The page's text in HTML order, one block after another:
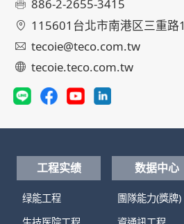
886-2-2655-3415
115601台北市南港区三重路
tecoie@teco.com.tw
tecoie.teco.com.tw
工程实绩
绿能工程
数据中心
團隊能力(獎牌)